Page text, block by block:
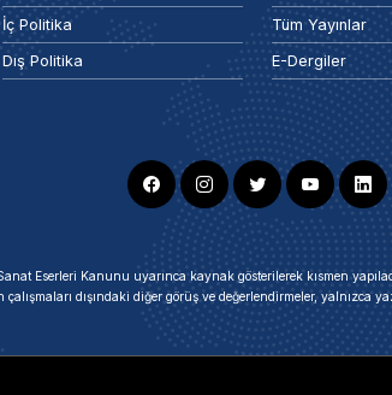
İç Politika
Dış Politika
Tüm Yayınlar
E-Dergiler
Eserleri Kanunu uyarınca kaynak gösterilerek kısmen
dışındaki diğer görüş ve değerlendirmeler, yalnızca